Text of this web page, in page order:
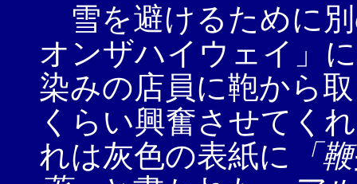
雪を避けるために
オンザハイウェイ」
染みの店員に鞄から
くらい興奮させてく
れは灰色の表紙に 「